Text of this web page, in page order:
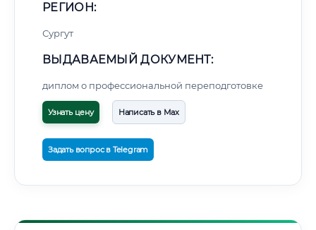
РЕГИОН:
Сургут
ВЫДАВАЕМЫЙ ДОКУМЕНТ:
диплом о профессиональной переподготовке
Узнать цену Написать в Max
Задать вопрос в Telegram